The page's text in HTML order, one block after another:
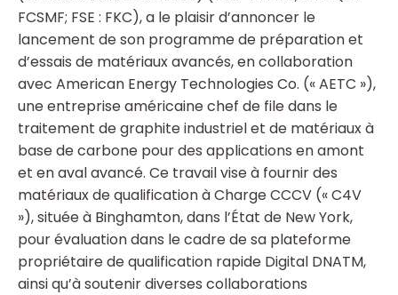
FCSMF; FSE : FKC), a le plaisir d’annoncer le
lancement de son programme de préparation et
d’essais de matériaux avancés, en collaboration
avec American Energy Technologies Co. (« AETC »),
une entreprise américaine chef de file dans le
traitement de graphite industriel et de matériaux à
base de carbone pour des applications en amont
et en aval avancé. Ce travail vise à fournir des
matériaux de qualification à Charge CCCV (« C4V
»), située à Binghamton, dans l’État de New York,
pour évaluation dans le cadre de sa plateforme
propriétaire de qualification rapide Digital DNATM,
ainsi qu’à soutenir diverses collaborations